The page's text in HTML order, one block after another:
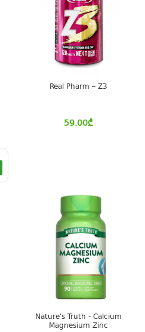
Real Pharm – Z3
59.00₾
Nature's Truth - Calcium
Magnesium Zinc